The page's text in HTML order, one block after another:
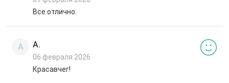
Все отлично.
А А.
06 февраля 2026
Красавчег!